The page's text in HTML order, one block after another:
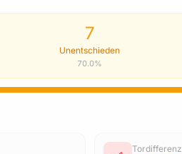
7
Unentschieden
70.0%
Tordifferenz